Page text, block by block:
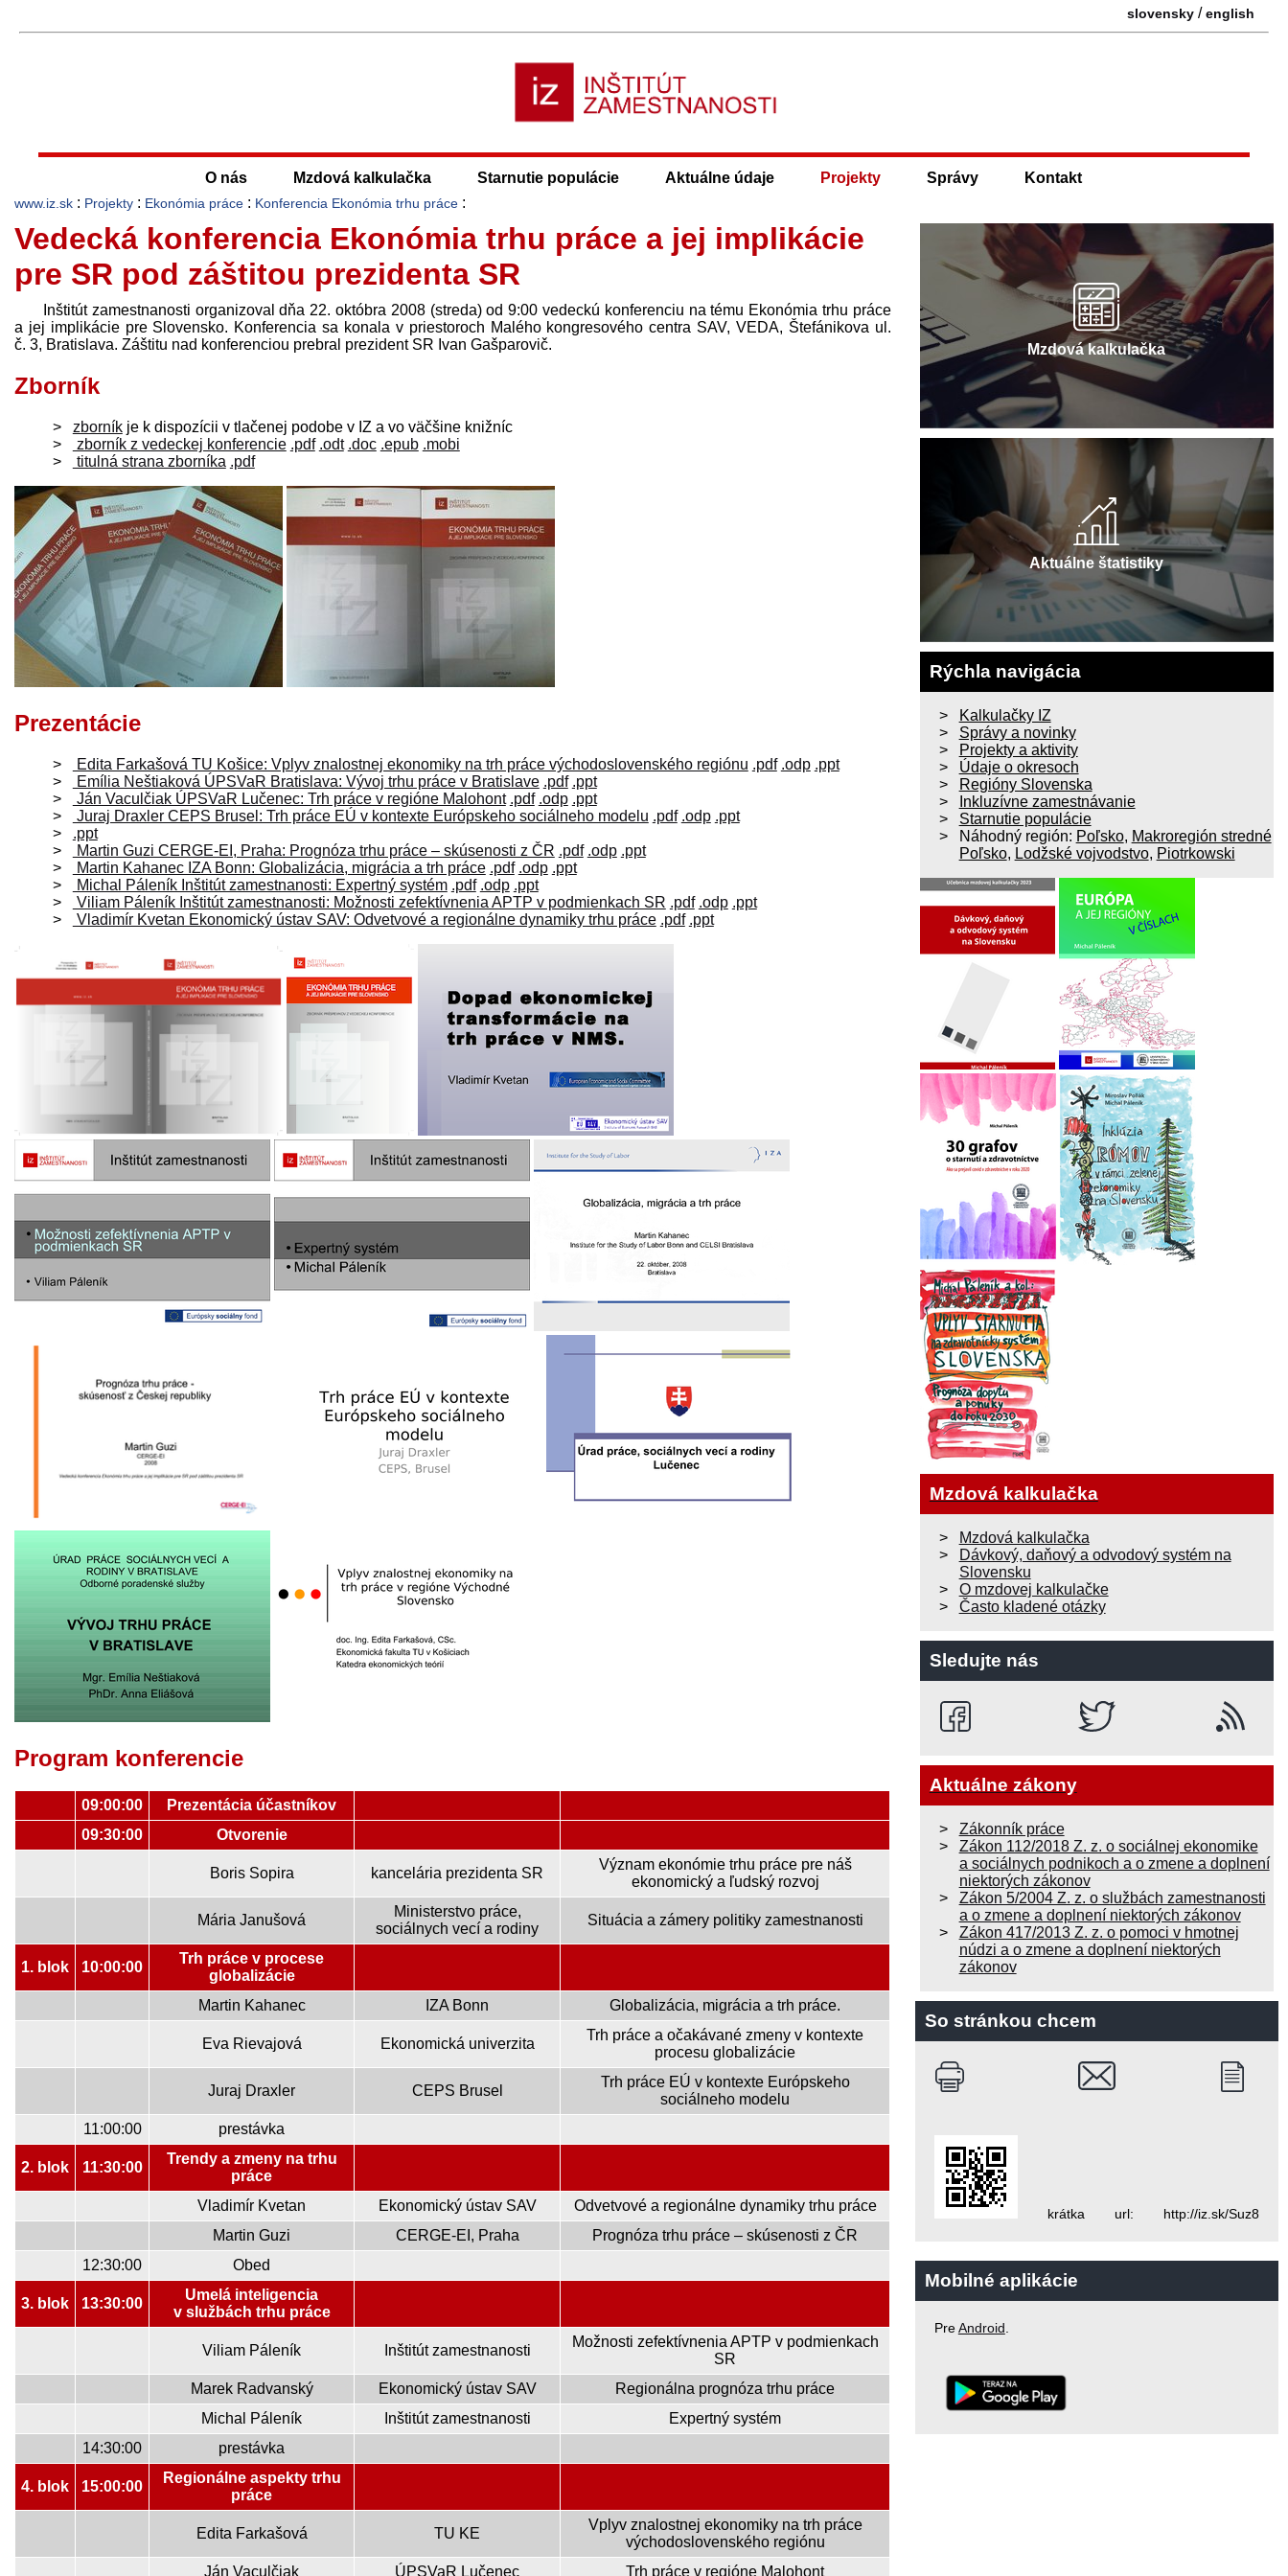
slovensky /english
O nás Mzdová kalkulačka Starnutie populácie Aktuálne údaje Projekty Správy Kontakt
www.iz.sk : Projekty : Ekonómia práce : Konferencia Ekonómia trhu práce :
Vedecká konferencia Ekonómia trhu práce a jej implikácie
pre SR pod záštitou prezidenta SR
Inštitút zamestnanosti organizoval dňa 22. októbra 2008 (streda) od 9:00 vedeckú konferenciu na tému Ekonómia trhu práce
a jej implikácie pre Slovensko. Konferencia sa konala v priestoroch Malého kongresového centra SAV, VEDA, Štefánikova ul.
č. 3, Bratislava. Záštitu nad konferenciou prebral prezident SR Ivan Gašparovič.
Zborník
zborníkje k dispozícii v tlačenej podobe v IZ a vo väčšine knižníc
zborník z vedeckej konferencie .pdf .odt .doc .epub .mobi
titulná strana zborníka .pdf
Prezentácie
Edita Farkašová TU Košice: Vplyv znalostnej ekonomiky na trh práce východoslovenského regiónu .pdf .odp .ppt
Emília Neštiaková ÚPSVaR Bratislava: Vývoj trhu práce v Bratislave .pdf .ppt
Ján Vaculčiak ÚPSVaR Lučenec: Trh práce v regióne Malohont .pdf .odp .ppt
Juraj Draxler CEPS Brusel: Trh práce EÚ v kontexte Európskeho sociálneho modelu .pdf .odp .ppt
.ppt
Martin Guzi CERGE-EI, Praha: Prognóza trhu práce – skúsenosti z ČR .pdf .odp .ppt
Martin Kahanec IZA Bonn: Globalizácia, migrácia a trh práce .pdf .odp .ppt
Michal Páleník Inštitút zamestnanosti: Expertný systém .pdf .odp .ppt
Viliam Páleník Inštitút zamestnanosti: Možnosti zefektívnenia APTP v podmienkach SR .pdf .odp .ppt
Vladimír Kvetan Ekonomický ústav SAV: Odvetvové a regionálne dynamiky trhu práce .pdf .ppt
Program konferencie
09:00:00
Prezentácia účastníkov
09:30:00
Otvorenie
Boris Sopira kancelária prezidenta SR
Význam ekonómie trhu práce pre náš
ekonomický a ľudský rozvoj
Mária Janušová
Ministerstvo práce,
sociálnych vecí a rodiny
Situácia a zámery politiky zamestnanosti
1. blok 10:00:00
Trh práce v procese
globalizácie
Martin Kahanec
IZA Bonn Globalizácia, migrácia a trh práce.
Eva Rievajová Ekonomická univerzita
Trh práce a očakávané zmeny v kontexte
procesu globalizácie
Juraj Draxler CEPS Brusel
Trh práce EÚ v kontexte Európskeho
sociálneho modelu
11:00:00
prestávka
2. blok 11:30:00
Trendy a zmeny na trhu
práce
Vladimír Kvetan
Ekonomický ústav SAV
Odvetvové a regionálne dynamiky trhu práce
Martin Guzi
CERGE-EI, Praha
Prognóza trhu práce – skúsenosti z ČR
12:30:00
Obed
3. blok 13:30:00
Umelá inteligencia
v službách trhu práce
Viliam Páleník Inštitút zamestnanosti
Možnosti zefektívnenia APTP v podmienkach
SR
Marek Radvanský
Ekonomický ústav SAV
Regionálna prognóza trhu práce
Michal Páleník
Inštitút zamestnanosti
Expertný systém
14:30:00
prestávka
4. blok 15:00:00
Regionálne aspekty trhu
práce
Edita Farkašová TU KE
Vplyv znalostnej ekonomiky na trh práce
východoslovenského regiónu
Ján Vaculčiak
ÚPSVaR Lučenec
Trh práce v regióne Malohont
Mzdová kalkulačka
Aktuálne štatistiky
Rýchla navigácia
Kalkulačky IZ
Správy a novinky
Projekty a aktivity
Údaje o okresoch
Regióny Slovenska
Inkluzívne zamestnávanie
Starnutie populácie
Náhodný región: Poľsko, Makroregión stredné
Poľsko, Lodžské vojvodstvo, Piotrkowski
Mzdová kalkulačka
Mzdová kalkulačka
Dávkový, daňový a odvodový systém na
Slovensku
O mzdovej kalkulačke
Často kladené otázky
Sledujte nás
Aktuálne zákony
Zákonník práce
Zákon 112/2018 Z. z. o sociálnej ekonomike
a sociálnych podnikoch a o zmene a doplnení
niektorých zákonov
Zákon 5/2004 Z. z. o službách zamestnanosti
a o zmene a doplnení niektorých zákonov
Zákon 417/2013 Z. z. o pomoci v hmotnej
núdzi a o zmene a doplnení niektorých
zákonov
So stránkou chcem
krátka url: http://iz.sk/Suz8
Mobilné aplikácie
PreAndroid